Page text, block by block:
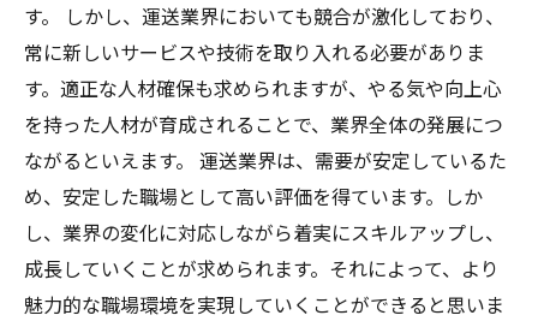
す。 しかし、運送業界においても競合が激化しており、
常に新しいサービスや技術を取り入れる必要がありま
す。適正な人材確保も求められますが、やる気や向上心
を持った人材が育成されることで、業界全体の発展につ
ながるといえます。 運送業界は、需要が安定しているた
め、安定した職場として高い評価を得ています。しか
し、業界の変化に対応しながら着実にスキルアップし、
成長していくことが求められます。それによって、より
魅力的な職場環境を実現していくことができると思いま